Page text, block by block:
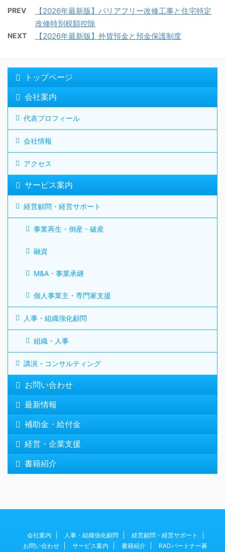
PREV
【2026年最新版】バリアフリー改修工事と住宅特定
改修特別税額控除
NEXT 【2026年最新版】外貨預金と預金保護制度
トップページ
会社案内
代表プロフィール
会社情報
アクセス
サービス案内
経営顧問・経営サポート
事業再生・倒産・破産
融資
M&A・事業承継
個人事業主・専門家支援
人事・組織強化顧問
組織・人事
講演・コンサルティング
お問い合わせ
最新情報
補助金・給付金
経営・企業支援
書籍紹介
会社案内 人事・組織強化顧問
経営顧問・経営サポート
お問い合わせ
サービス案内 書籍紹介 RADパートナー募